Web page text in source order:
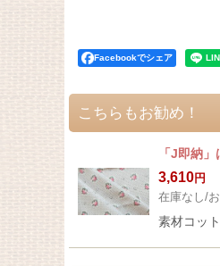
Facebookでシェア
こちらもお勧め！
「J即納
3,610円
在庫なし/
素材コッ